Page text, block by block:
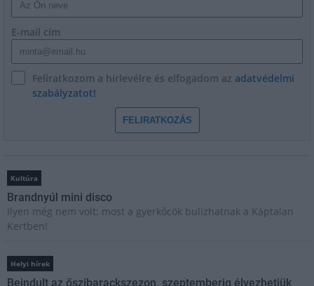
E-mail cím
Feliratkozom a hírlevélre és elfogadom az adatvédelmi
szabályzatot!
FELIRATKOZÁS
Kultúra
Brandnyúl mini disco
Ilyen még nem volt: most a gyerkőcök bulizhatnak a Káptalan
Kertben!
Helyi hírek
Beindult az őszibarackszezon, szeptemberig élvezhetjük